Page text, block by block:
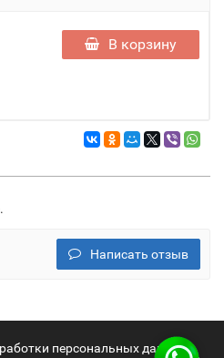
В корзину
Написать отзыв
персональных данных